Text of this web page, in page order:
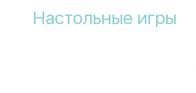
Настольные игры